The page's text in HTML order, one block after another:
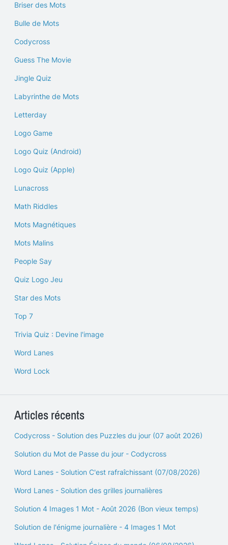
Briser des Mots
Bulle de Mots
Codycross
Guess The Movie
Jingle Quiz
Labyrinthe de Mots
Letterday
Logo Game
Logo Quiz (Android)
Logo Quiz (Apple)
Lunacross
Math Riddles
Mots Magnétiques
Mots Malins
People Say
Quiz Logo Jeu
Star des Mots
Top 7
Trivia Quiz : Devine l'image
Word Lanes
Word Lock
Articles récents
Codycross - Solution des Puzzles du jour (07 août 2026)
Solution du Mot de Passe du jour - Codycross
Word Lanes - Solution C'est rafraîchissant (07/08/2026)
Word Lanes - Solution des grilles journalières
Solution 4 Images 1 Mot - Août 2026 (Bon vieux temps)
Solution de l'énigme journalière - 4 Images 1 Mot